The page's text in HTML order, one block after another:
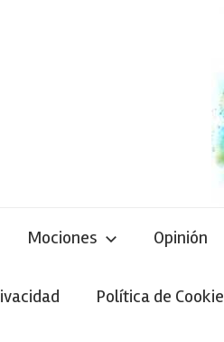
Mociones Opinión
Política de